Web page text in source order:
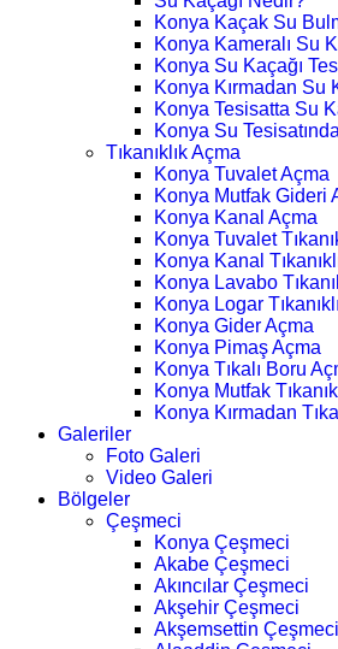
Konya Kaçak Su
Konya Kameralı Su
Konya Su Kaçağı
Konya Kırmadan Su
Konya Tesisatta Su
Konya Su
Tıkanıklık Açma
Konya Tuvalet Açma
Konya Mutfak Gideri
Konya Kanal Açma
Konya Tuvalet
Konya Kanal
Konya Lavabo
Konya Logar
Konya Gider Açma
Konya Pimaş Açma
Konya Tıkalı Boru
Konya Mutfak
Konya Kırmadan
Galeriler
Foto Galeri
Video Galeri
Bölgeler
Çeşmeci
Konya Çeşmeci
Akabe Çeşmeci
Akıncılar Çeşmeci
Akşehir Çeşmeci
Akşemsettin Çeşmeci